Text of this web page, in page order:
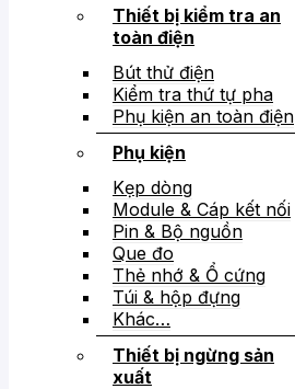
Thiết bị kiểm tra an
toàn điện
Bút thử điện
Kiểm tra thứ tự pha
Phụ kiện an toàn điện
Phụ kiện
Kẹp dòng
Module & Cáp kết nối
Pin & Bộ nguồn
Que đo
Thẻ nhớ & Ổ cứng
Túi & hộp đựng
Khác…
Thiết bị ngừng sản
xuất